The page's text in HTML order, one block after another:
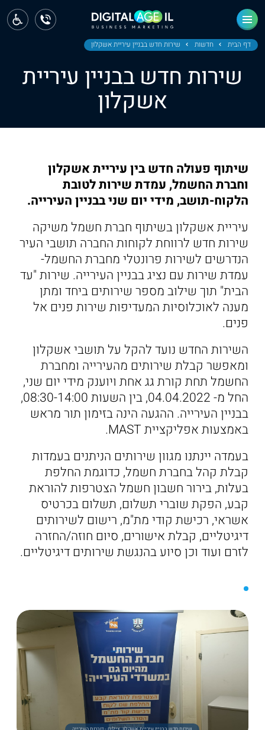
דף הבית חדשות שירות חדש בבניין עיריית אשקלון
שירות חדש בבניין עיריית
אשקלון
שיתוף פעולה חדש בין עיריית אשקלון
וחברת החשמל, עמדת שירות לטובת
הלקוח-תושב, מידי יום שני בבניין העירייה.
עיריית אשקלון בשיתוף חברת חשמל משיקה
שירות חדש לרווחת לקוחות החברה תושבי העיר
הנדרשים לשירות פרונטלי מחברת החשמל-
עמדת שירות עם נציג בבניין העירייה. שירות "עד
הבית" תוך שילוב מספר שירותים ביחד ומתן
מענה לאוכלוסיות המעדיפות שירות פנים אל
פנים.
השירות החדש נועד להקל על תושבי אשקלון
ומאפשר קבלת שירותים מהעירייה ומחברת
החשמל תחת קורת גג אחת ויוענק מידי יום שני,
החל מ- 04.04.2022, בין השעות 08:30-14:00,
בבניין העירייה. ההגעה הינה בזימון תור מראש
באמצעות אפליקציית MAST.
בעמדה יינתנו מגוון שירותים הניתנים בעמדות
קבלת קהל בחברת חשמל, כדוגמת החלפת
בעלות, בירור חשבון חשמל הצטרפות להוראת
קבע, הפקת שוברי תשלום, תשלום בכרטיס
אשראי, רכישת קודי מת"מ, רישום לשירותים
דיגיטליים, קבלת אישורים, סיום חוזה/החזרה
לזרם ועוד וכן סיוע בהנגשת שירותים דיגיטליים.
ראשי
חדשות
מחוז צפון
מחוז חיפה
מחוז מרכז
ירושלים
תל אביב